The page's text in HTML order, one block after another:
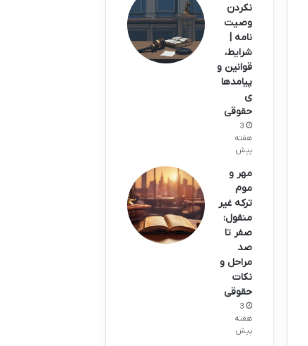
نکردن
وصیت
نامه |
شرایط،
قوانین و
پیامدها
ی
حقوقی
3
هفته
پیش
مهر و
موم
ترکه غیر
منقول:
صفر تا
صد
مراحل و
نکات
حقوقی
3
هفته
پیش